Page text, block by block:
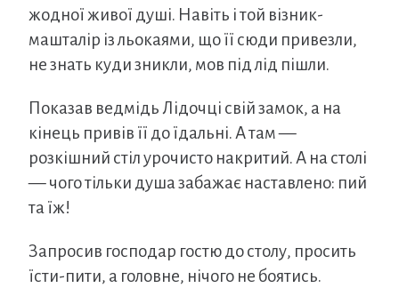
жодної живої душі. Навіть і той візник-
машталір із льокаями, що її сюди привезли,
не знать куди зникли, мов під лід пішли.
Показав ведмідь Лідочці свій замок, а на
кінець привів її до їдальні. А там —
розкішний стіл урочисто накритий. А на столі
— чого тільки душа забажає наставлено: пий
та їж!
Запросив господар гостю до столу, просить
їсти-пити, а головне, нічого не боятись.